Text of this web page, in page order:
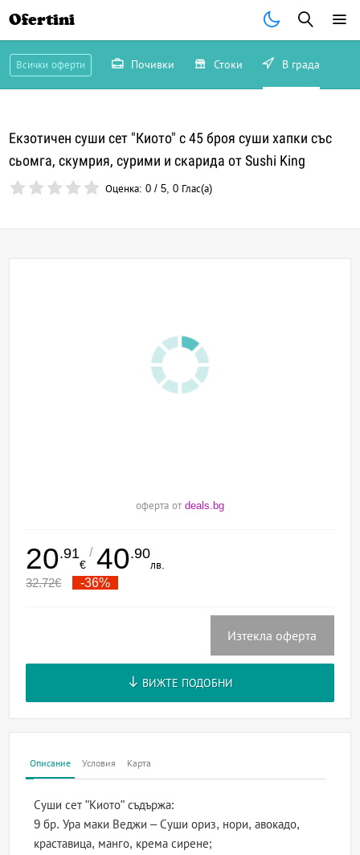
Ofertini
Всички оферти Почивки Стоки В града
Екзотичен суши сет "Киото" с 45 броя суши хапки със
сьомга, скумрия, сурими и скарида от Sushi King
Оценка:0 /5,0 Глас(а)
оферта от deals.bg
20.91
€
/ 40.90
лв.
32.72€ -36%
Изтекла оферта
ВИЖТЕ ПОДОБНИ
Описание Условия Карта
Суши сет "Киото" съдържа:
9 бр. Ура маки Веджи – Суши ориз, нори, авокадо,
краставица, манго, крема сирене;